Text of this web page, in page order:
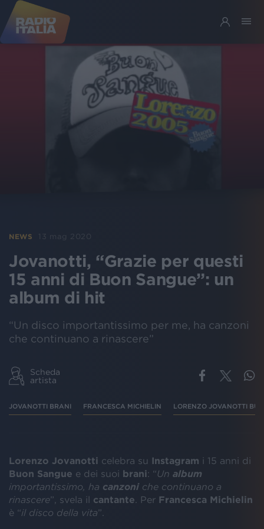
NEWS 13 mag 2020
Jovanotti, “Grazie per questi
15 anni di Buon Sangue”: un
album di hit
“Un disco importantissimo per me, ha canzoni
che continuano a rinascere”
Scheda
artista
JOVANOTTI BRANI FRANCESCA MICHIELIN LORENZO JOVANOTTI
Lorenzo Jovanotti celebra su Instagram i 15 anni di
Buon Sangue e dei suoi brani: “Un album
importantissimo, ha canzoni che continuano a
rinascere”, svela il cantante . Per Francesca Michielin
è “il disco della vita”.